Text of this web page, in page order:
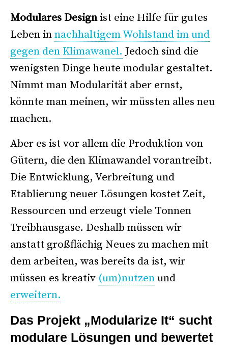
Modulares Designist eine Hilfe für gutes
Leben innachhaltigem Wohlstand im und
gegen den Klimawanel. Jedoch sind die
wenigsten Dinge heute modular gestaltet.
Nimmt man Modularität aber ernst,
könnte man meinen, wir müssten alles neu
machen.
Aber es ist vor allem die Produktion von
Gütern, die den Klimawandel vorantreibt.
Die Entwicklung, Verbreitung und
Etablierung neuer Lösungen kostet Zeit,
Ressourcen und erzeugt viele Tonnen
Treibhausgase. Deshalb müssen wir
anstatt großflächig Neues zu machen mit
dem arbeiten, was bereits da ist, wir
müssen es kreativ (um)nutzenund
erweitern.
Das Projekt „Modularize It“ sucht
modulare Lösungen und bewertet